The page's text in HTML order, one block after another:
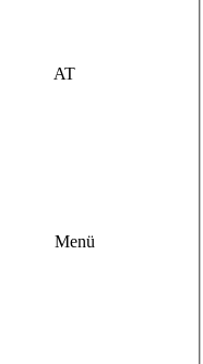
AT
Menü